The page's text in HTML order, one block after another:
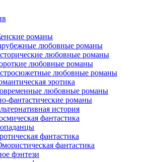
романы
любовные романы
любовные романы
любовные романы
любовные романы
эротика
любовные романы
фантастические романы
история
фантастика
фантастика
фантастика
фэнтези